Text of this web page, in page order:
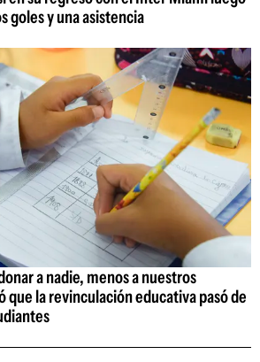
goles y una asistencia
a nadie, menos a nuestros
que la revinculación educativa pasó de